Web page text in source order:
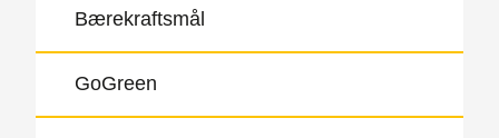
Bærekraftsmål
GoGreen